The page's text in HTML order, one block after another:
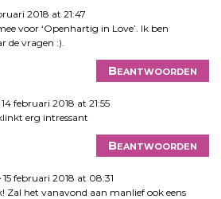
2018 at 21:47
voor ‘Openhartig in Love’. Ik ben
de vragen :).
Beantwoorden
14 februari 2018 at 21:55
erg intressant
Beantwoorden
15 februari 2018 at 08:31
Zal het vanavond aan manlief ook eens